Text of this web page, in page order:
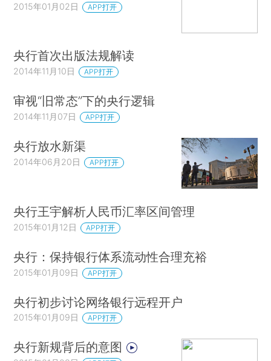
2015年01月02日 APP打开
央行首次出版法规解读
2014年11月10日 APP打开
审视“旧常态”下的央行逻辑
2014年11月07日 APP打开
央行放水新渠
2014年06月20日 APP打开
央行王宇解析人民币汇率区间管理
2015年01月12日 APP打开
央行：保持银行体系流动性合理充裕
2015年01月09日 APP打开
央行初步讨论网络银行远程开户
2015年01月09日 APP打开
央行新规背后的意图